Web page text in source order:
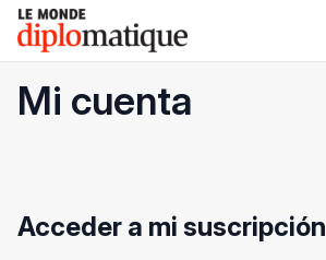
Skip
content
Le monde diplomatique
Mi cuenta
Acceder a mi suscripción